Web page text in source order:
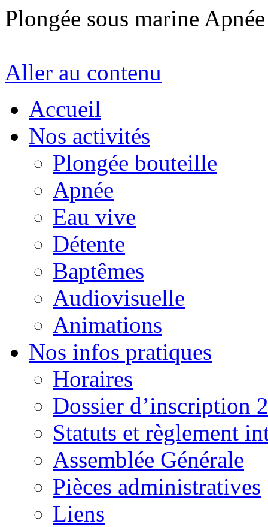
Plongée sous marine
Aller au contenu
Accueil
Nos activités
Plongée bouteille
Apnée
Eau vive
Détente
Baptêmes
Audiovisuelle
Animations
Nos infos pratiques
Horaires
Dossier d’inscription
Statuts et règlement
Assemblée Générale
Pièces administratives
Liens